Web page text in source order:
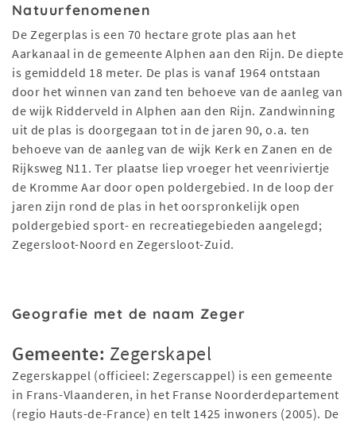
Natuurfenomenen
De Zegerplas is een 70 hectare grote plas aan het
Aarkanaal in de gemeente Alphen aan den Rijn. De diepte
is gemiddeld 18 meter. De plas is vanaf 1964 ontstaan
door het winnen van zand ten behoeve van de aanleg van
de wijk Ridderveld in Alphen aan den Rijn. Zandwinning
uit de plas is doorgegaan tot in de jaren 90, o.a. ten
behoeve van de aanleg van de wijk Kerk en Zanen en de
Rijksweg N11. Ter plaatse liep vroeger het veenriviertje
de Kromme Aar door open poldergebied. In de loop der
jaren zijn rond de plas in het oorspronkelijk open
poldergebied sport- en recreatiegebieden aangelegd;
Zegersloot-Noord en Zegersloot-Zuid.
Geografie met de naam Zeger
Gemeente: Zegerskapel
Zegerskappel (officieel: Zegerscappel) is een gemeente
in Frans-Vlaanderen, in het Franse Noorderdepartement
(regio Hauts-de-France) en telt 1425 inwoners (2005). De